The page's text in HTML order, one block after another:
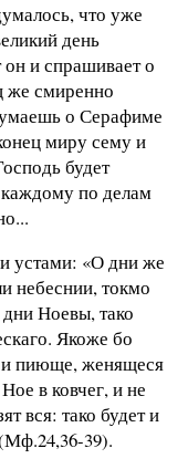
что уже
день
и спрашивает о
же смиренно
о Серафиме
миру сему и
будет
по делам
устами: «О дни же
небеснии, токмо
Ноевы, тако
Якоже бо
и пиюще, женящеся
в ковчег, и не
вся: тако будет и
39).